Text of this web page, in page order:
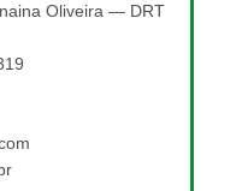
Oliveira — DRT